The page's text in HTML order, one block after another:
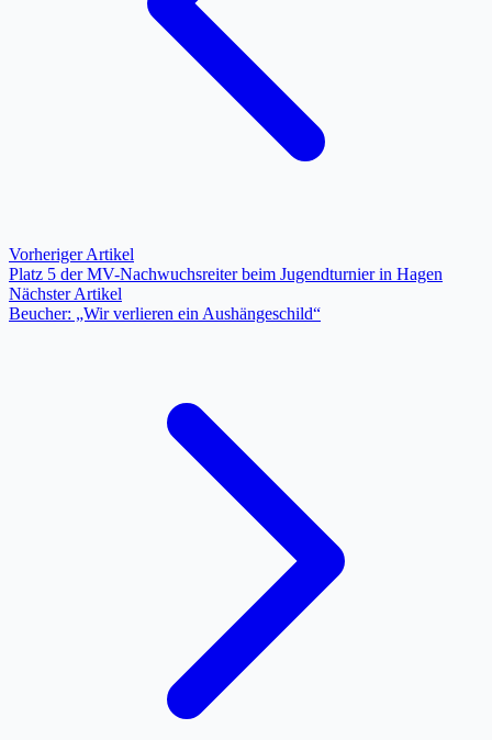
Vorheriger Artikel
Platz 5 der MV-Nachwuchsreiter beim Jugendturnier in Hagen
Nächster Artikel
Beucher: „Wir verlieren ein Aushängeschild“